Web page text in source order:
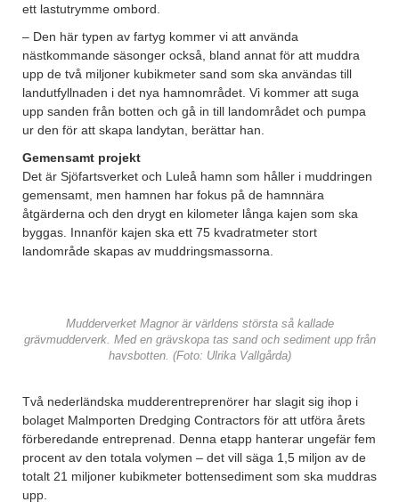
ett lastutrymme ombord.
– Den här typen av fartyg kommer vi att använda
nästkommande säsonger också, bland annat för att muddra
upp de två miljoner kubikmeter sand som ska användas till
landutfyllnaden i det nya hamnområdet. Vi kommer att suga
upp sanden från botten och gå in till landområdet och pumpa
ur den för att skapa landytan, berättar han.
Gemensamt projekt
Det är Sjöfartsverket och Luleå hamn som håller i muddringen
gemensamt, men hamnen har fokus på de hamnnära
åtgärderna och den drygt en kilometer långa kajen som ska
byggas. Innanför kajen ska ett 75 kvadratmeter stort
landområde skapas av muddringsmassorna.
Mudderverket Magnor är världens största så kallade
grävmudderverk. Med en grävskopa tas sand och sediment upp från
havsbotten. (Foto: Ulrika Vallgårda)
Två nederländska mudderentreprenörer har slagit sig ihop i
bolaget Malmporten Dredging Contractors för att utföra årets
förberedande entreprenad. Denna etapp hanterar ungefär fem
procent av den totala volymen – det vill säga 1,5 miljon av de
totalt 21 miljoner kubikmeter bottensediment som ska muddras
upp.